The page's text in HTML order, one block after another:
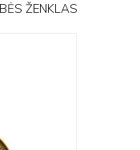
ŽENKLAS